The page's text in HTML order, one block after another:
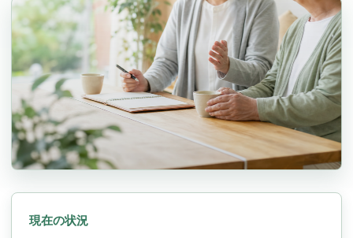
現在の状況